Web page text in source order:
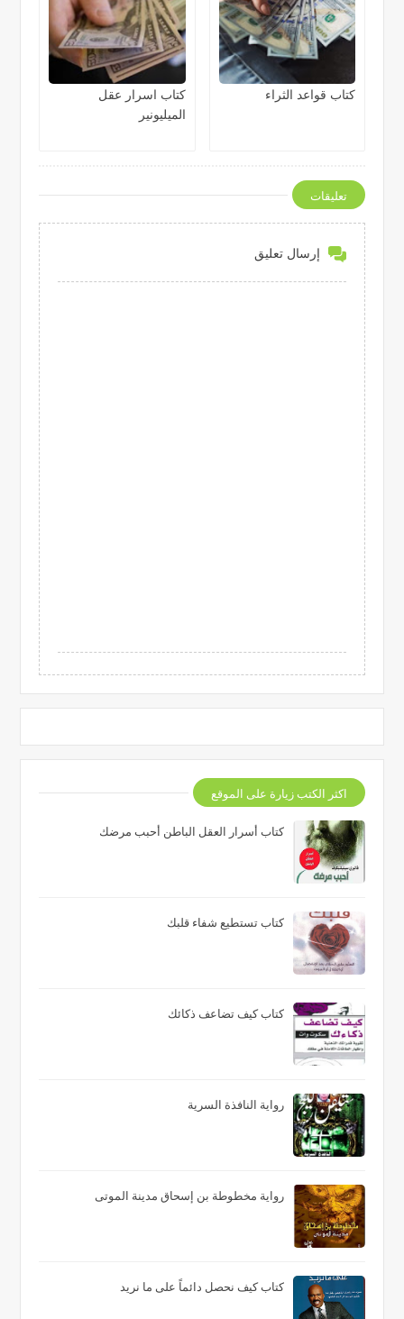
كتاب قواعد الثراء
كتاب اسرار عقل
الميليونير
تعليقات
إرسال تعليق
اكثر الكتب زيارة على الموقع
كتاب أسرار العقل الباطن أحبب مرضك
كتاب تستطيع شفاء قلبك
كتاب كيف تضاعف ذكائك
رواية النافذة السرية
رواية مخطوطة بن إسحاق مدينة الموتى
كتاب كيف نحصل دائماً على ما نريد